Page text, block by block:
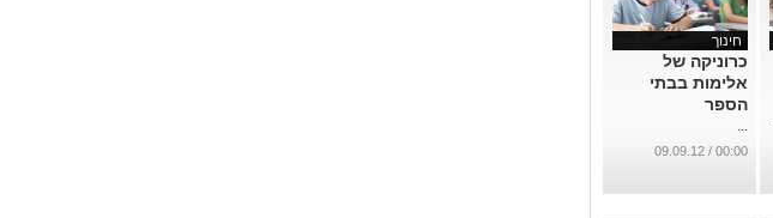
חינוך
כרוניקה של
אלימות בבתי
הספר
...
00:00 / 09.09.12